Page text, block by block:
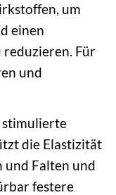
um
einen
Für
und
stimulierte
die Elastizität
und Falten und
festere